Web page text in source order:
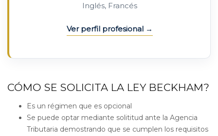
Inglés, Francés
Ver perfil profesional
CÓMO SE SOLICITA LA LEY BECKHAM?
Es un régimen que es opcional
Se puede optar mediante solititud ante la Agencia
Tributaria demostrando que se cumplen los requisitos